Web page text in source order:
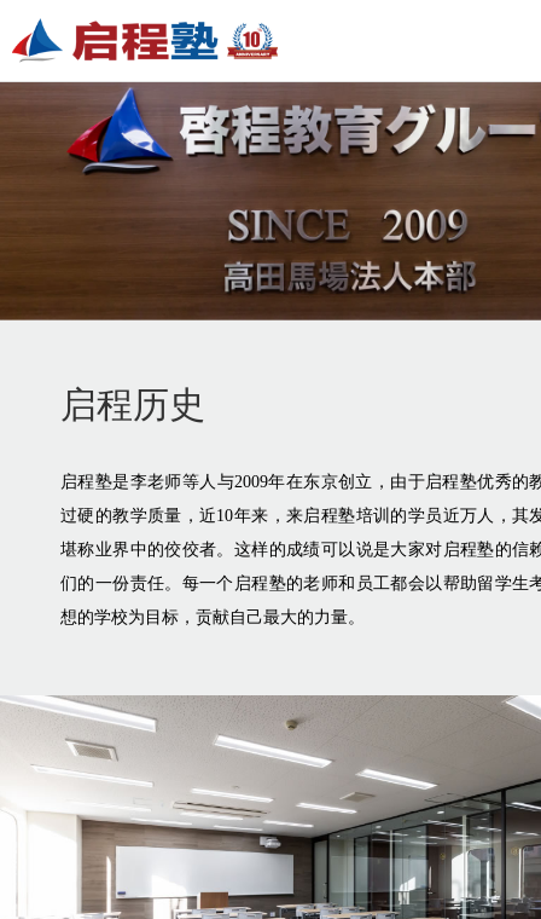
启程历史
启程塾是李老师等人与2009年在东京创立，由于启程塾优秀的
过硬的教学质量，近10年来，来启程塾培训的学员近万人，其
堪称业界中的佼佼者。这样的成绩可以说是大家对启程塾的信
们的一份责任。每一个启程塾的老师和员工都会以帮助留学生
想的学校为目标，贡献自己最大的力量。